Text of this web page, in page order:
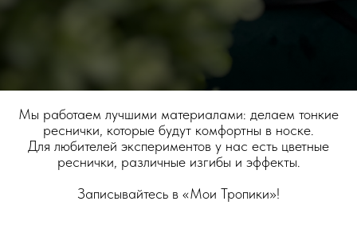
Мы работаем лучшими материалами: делаем тонкие
реснички, которые будут комфортны в носке.
Для любителей экспериментов у нас есть цветные
реснички, различные изгибы и эффекты.
Записывайтесь в «Мои Тропики»!